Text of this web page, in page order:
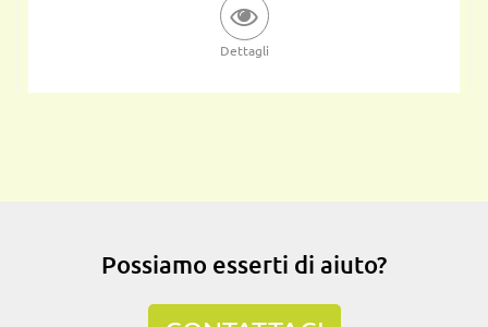
Dettagli
Possiamo esserti di aiuto?